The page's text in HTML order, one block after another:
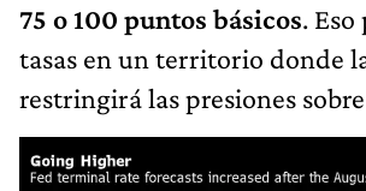
75 o 100 puntos básicos.
tasas en un territorio donde
restringirá las presiones